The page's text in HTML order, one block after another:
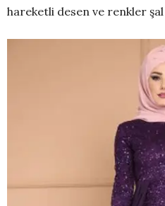
hareketli desen ve renkler